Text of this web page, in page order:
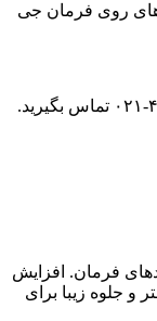
روی فرمان جی
فرمان. افزایش
و جلوه زیبا برای